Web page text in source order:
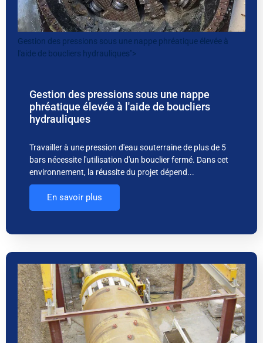
Gestion des pressions sous une nappe phréatique élevée à
l'aide de boucliers hydrauliques">
Gestion des pressions sous une nappe
phréatique élevée à l'aide de boucliers
hydrauliques
Travailler à une pression d'eau souterraine de plus de 5
bars nécessite l'utilisation d'un bouclier fermé. Dans cet
environnement, la réussite du projet dépend...
En savoir plus